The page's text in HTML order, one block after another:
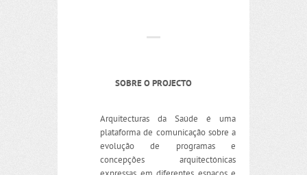
SOBRE O PROJECTO
Arquitecturas da Saúde é uma
plataforma de comunicação sobre a
evolução de programas e
concepções arquitectónicas